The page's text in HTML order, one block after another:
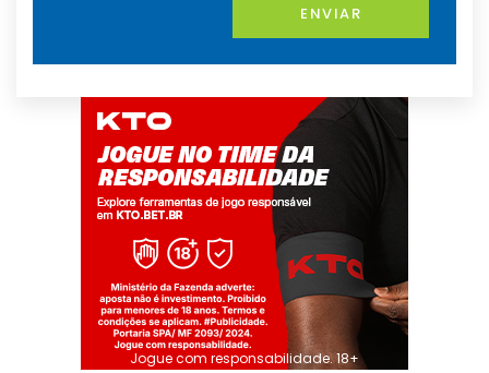
ENVIAR
Jogue com responsabilidade. 18+